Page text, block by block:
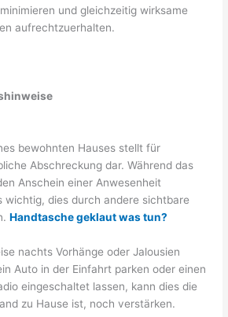
und gleichzeitig wirksame
aufrechtzuerhalten.
bewohnten Hauses stellt für
Abschreckung dar. Während das
Anschein einer Anwesenheit
wichtig, dies durch andere sichtbare
Handtasche geklaut was tun?
nachts Vorhänge oder Jalousien
Auto in der Einfahrt parken oder einen
eingeschaltet lassen, kann dies die
zu Hause ist, noch verstärken.